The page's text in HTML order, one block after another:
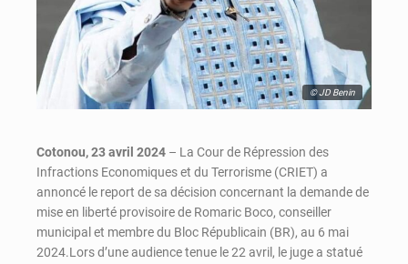
© JD Benin
Cotonou, 23 avril 2024 – La Cour de Répression des
Infractions Economiques et du Terrorisme (CRIET) a
annoncé le report de sa décision concernant la demande de
mise en liberté provisoire de Romaric Boco, conseiller
municipal et membre du Bloc Républicain (BR), au 6 mai
2024.Lors d’une audience tenue le 22 avril, le juge a statué